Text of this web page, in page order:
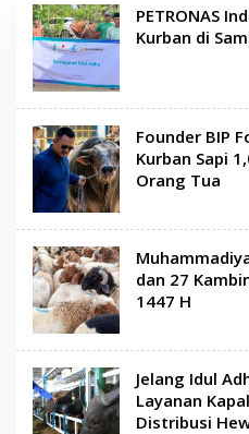
PETRONAS
Kurban di
Founder BIP
Kurban Sapi
Orang Tua
dan 27
1447 H
Jelang Idul
Layanan
Distribusi